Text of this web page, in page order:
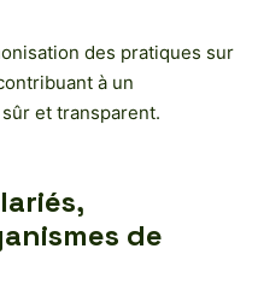
des pratiques sur
à un
et transparent.
de